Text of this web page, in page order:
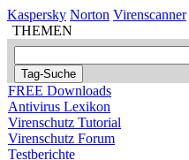
Kaspersky Norton Virenscanner
THEMEN
FREE Downloads
Antivirus Lexikon
Virenschutz Tutorial
Virenschutz Forum
Testberichte